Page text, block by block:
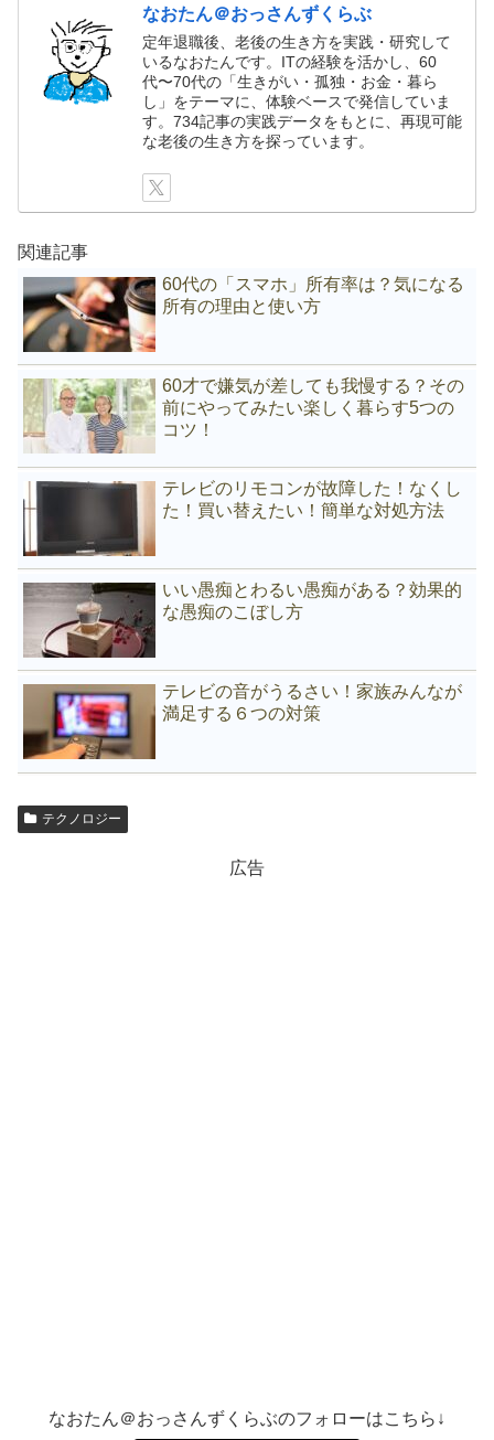
なおたん＠おっさんずくらぶ
定年退職後、老後の生き方を実践・研究して
いるなおたんです。ITの経験を活かし、60
代〜70代の「生きがい・孤独・お金・暮ら
し」をテーマに、体験ベースで発信していま
す。734記事の実践データをもとに、再現可能
な老後の生き方を探っています。
関連記事
60代の「スマホ」所有率は？気になる
所有の理由と使い方
60才で嫌気が差しても我慢する？その
前にやってみたい楽しく暮らす5つの
コツ！
テレビのリモコンが故障した！なくし
た！買い替えたい！簡単な対処方法
いい愚痴とわるい愚痴がある？効果的
な愚痴のこぼし方
テレビの音がうるさい！家族みんなが
満足する６つの対策
テクノロジー
広告
なおたん＠おっさんずくらぶのフォローはこちら↓